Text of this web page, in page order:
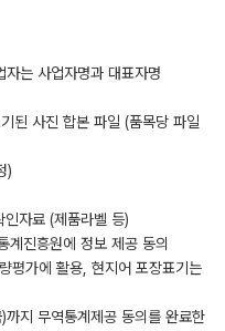
는 사업자명과 대표자명
된 사진 합본 파일 (품목당 파일
)
자료 (제품라벨 등)
계진흥원에 정보 제공 동의
평가에 활용, 현지어 포장표기는
지 무역통계제공 동의를 완료한